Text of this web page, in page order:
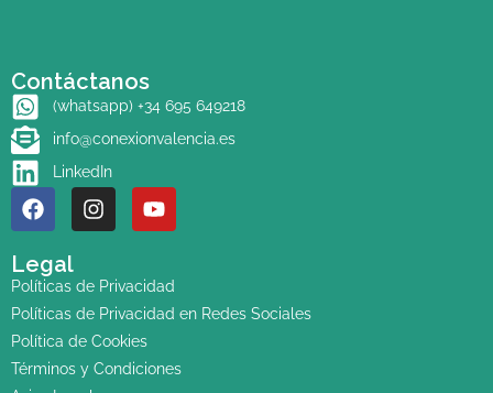
Contáctanos
(whatsapp) +34 695 649218
info@conexionvalencia.es
LinkedIn
Legal
Políticas de Privacidad
Políticas de Privacidad en Redes Sociales
Política de Cookies
Términos y Condiciones